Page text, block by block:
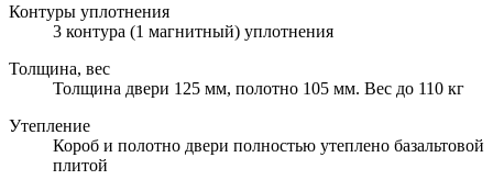
Контуры уплотнения
3 контура (1 магнитный) уплотнения
Толщина, вес
Толщина двери 125 мм, полотно 105 мм. Вес до 110 кг
Утепление
Короб и полотно двери полностью утеплено базальтовой
плитой